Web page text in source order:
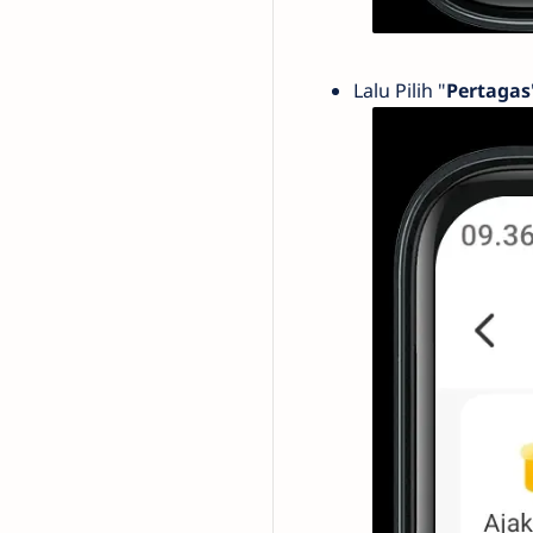
Lalu Pilih "Pertagas